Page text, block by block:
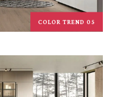
COLOR TREND 05